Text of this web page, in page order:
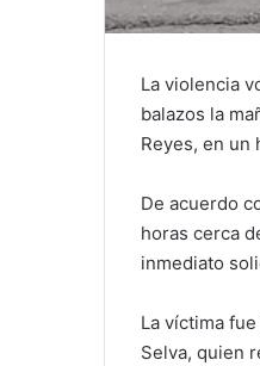
La violencia
balazos la
Reyes, en
De acuerdo
horas cerca
inmediato
La víctima
Selva, quien